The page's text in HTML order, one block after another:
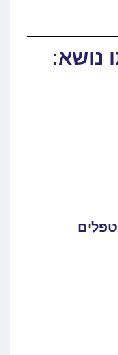
נושא: